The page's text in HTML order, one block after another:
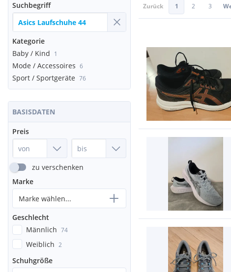
Suchbegriff
Kategorie
Baby / Kind 1
Mode / Accessoires 6
Sport / Sportgeräte 76
BASISDATEN
Preis
zu verschenken
Marke
Marke wählen...
Geschlecht
Männlich 74
Weiblich 2
Schuhgröße
Zurück 1 2 3